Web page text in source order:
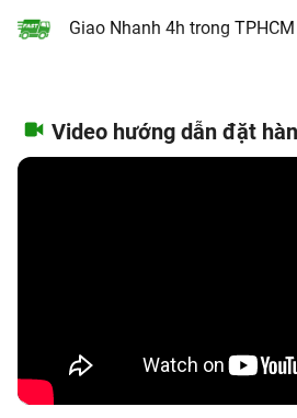
Giao Nhanh 4h trong TPHCM
Video hướng dẫn đặt